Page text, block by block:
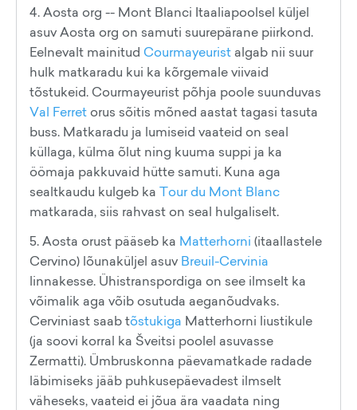
4. Aosta org -- Mont Blanci Itaaliapoolsel küljel
asuv Aosta org on samuti suurepärane piirkond.
Eelnevalt mainitud Courmayeurist algab nii suur
hulk matkaradu kui ka kõrgemale viivaid
tõstukeid. Courmayeurist põhja poole suunduvas
Val Ferret orus sõitis mõned aastat tagasi tasuta
buss. Matkaradu ja lumiseid vaateid on seal
küllaga, külma õlut ning kuuma suppi ja ka
öömaja pakkuvaid hütte samuti. Kuna aga
sealtkaudu kulgeb ka Tour du Mont Blanc
matkarada, siis rahvast on seal hulgaliselt.
5. Aosta orust pääseb ka Matterhorni (itaallastele
Cervino) lõunaküljel asuv Breuil-Cervinia
linnakesse. Ühistranspordiga on see ilmselt ka
võimalik aga võib osutuda aeganõudvaks.
Cerviniast saab tõstukiga Matterhorni liustikule
(ja soovi korral ka Šveitsi poolel asuvasse
Zermatti). Ümbruskonna päevamatkade radade
läbimiseks jääb puhkusepäevadest ilmselt
väheseks, vaateid ei jõua ära vaadata ning